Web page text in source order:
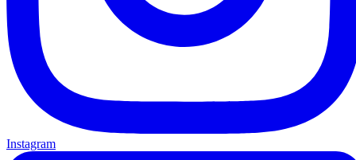
Instagram